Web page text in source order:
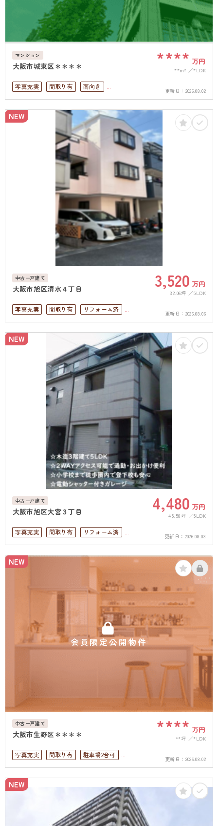
マンション
大阪市城東区＊＊＊＊ **** 万円
**m² *LDK
写真充実 間取り有
南向き
駅徒歩10分以内
高層階
南面バルコニー
上下水道完備
角部屋
更新日： 2026.08.02
NEW
中古一戸建て
大阪市旭区清水４丁目 3,520 万円
32.06坪 5LDK
写真充実 間取り有
リフォーム済
駅徒歩10分以内
ペット可
4LDK以上
駐車場１台無料
上下水道完備
更新日： 2026.08.06
NEW
中古一戸建て
大阪市旭区大宮３丁目 4,480 万円
45.58坪 5LDK
写真充実 間取り有
リフォーム済
駅徒歩10分以内
ペット可
4LDK以上
駐車場１台無料
上下水道完備
更新日： 2026.08.03
会員限定公開物件
NEW
中古一戸建て
大阪市生野区＊＊＊＊ **** 万円
**坪 *LDK
写真充実 間取り有
駐車場2台可
ペット可
4LDK以上
駐車場１台無料
上下水道完備
更新日： 2026.08.02
NEW